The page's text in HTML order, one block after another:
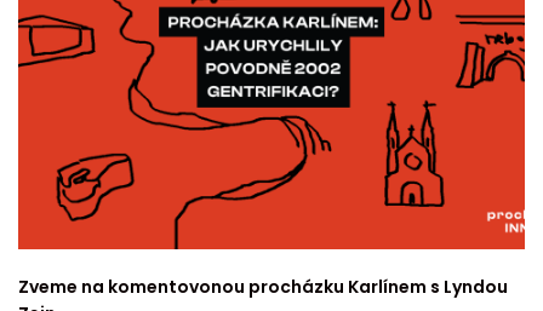
Zveme na komentovonou procházku Karlínem s Lyndou